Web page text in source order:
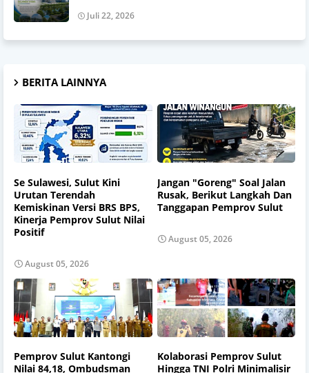
Juli 22, 2026
BERITA LAINNYA
Se Sulawesi, Sulut Kini
Urutan Terendah
Kemiskinan Versi BRS BPS,
Kinerja Pemprov Sulut Nilai
Positif
August 05, 2026
Jangan "Goreng" Soal Jalan
Rusak, Berikut Langkah Dan
Tanggapan Pemprov Sulut
August 05, 2026
Pemprov Sulut Kantongi
Nilai 84,18, Ombudsman
Kolaborasi Pemprov Sulut
Hingga TNI Polri Minimalisir